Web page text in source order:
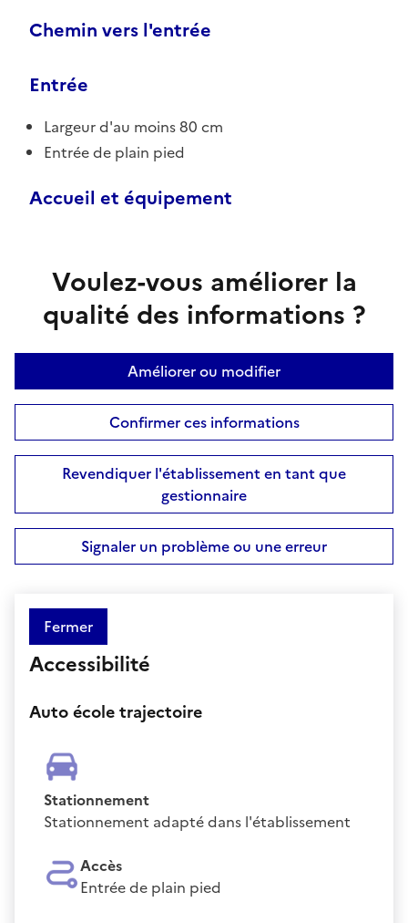
Chemin vers l'entrée
Entrée
Largeur d'au moins 80 cm
Entrée de plain pied
Accueil et équipement
Voulez-vous améliorer la
qualité des informations ?
Améliorer ou modifier
Confirmer ces informations
Revendiquer l'établissement en tant que
gestionnaire
Signaler un problème ou une erreur
Fermer
Accessibilité
Auto école trajectoire
Stationnement
Stationnement adapté dans l'établissement
Accès
Entrée de plain pied